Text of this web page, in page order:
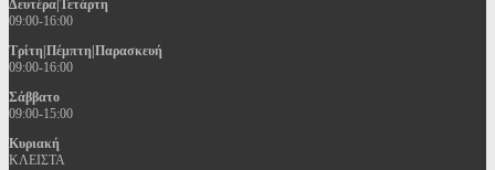
Δευτέρα|Τετάρτη
09:00-16:00
Τρίτη|Πέμπτη|Παρασκευή
09:00-16:00
Σάββατο
09:00-15:00
Κυριακή
ΚΛΕΙΣΤΑ